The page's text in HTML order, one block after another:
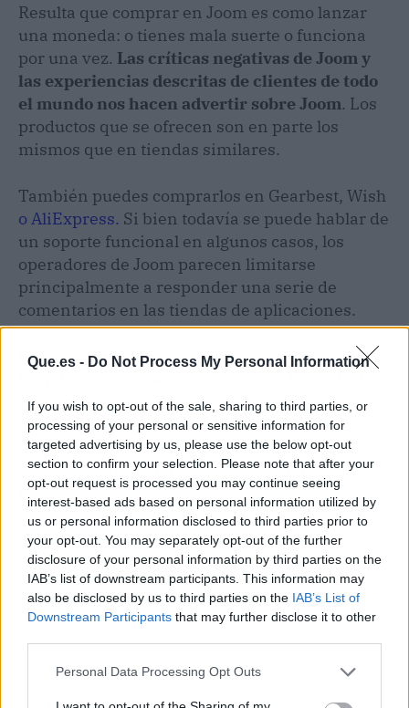
Que.es - Do Not Process My Personal Information
If you wish to opt-out of the sale, sharing to third parties, or
processing of your personal or sensitive information for
targeted advertising by us, please use the below opt-out
section to confirm your selection. Please note that after your
opt-out request is processed you may continue seeing
interest-based ads based on personal information utilized by
us or personal information disclosed to third parties prior to
your opt-out. You may separately opt-out of the further
disclosure of your personal information by third parties on the
IAB’s list of downstream participants. This information may
also be disclosed by us to third parties on the IAB’s List of
Downstream Participants that may further disclose it to other
Personal Data Processing Opt Outs
Resulta que comprar en Joom es como lanzar
una moneda: o tienes mala suerte o funciona
por una vez. Las críticas negativas de Joom y
las experiencias descritas de clientes de todo
el mundo nos hacen advertir sobre Joom. Los
productos que se ofrecen son en parte los
mismos que en tiendas similares.
También puedes comprarlos en Gearbest, Wish
o AliExpress. Si bien todavía se puede hablar de
un soporte funcional en algunos casos, los
operadores de Joom parecen limitarse
principalmente a responder una serie de
comentarios en las tiendas de aplicaciones.
La gama de productos corresponde a la que
En general, siempre existe el riesgo de que se
caiga de bruces con la compra, pero también de
que encuentre una ganga. No en vano, el sello
“Made in China” tiene una reputación bastante
mala.